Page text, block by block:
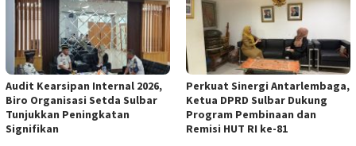
Audit Kearsipan Internal 2026,
Biro Organisasi Setda Sulbar
Tunjukkan Peningkatan
Signifikan
Perkuat Sinergi Antarlembaga,
Ketua DPRD Sulbar Dukung
Program Pembinaan dan
Remisi HUT RI ke-81